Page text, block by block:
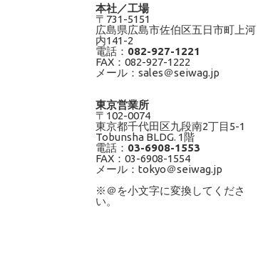
本社／工場
〒731-5151
広島県広島市佐伯区五日市町上河
内141-2
電話： 082-927-1221
FAX：082-927-1222
メール：sales＠seiwag.jp
東京営業所
〒102-0074
東京都千代田区九段南2丁目5-1
Tobunsha BLDG. 1階
電話： 03-6908-1553
FAX：03-6908-1554
メール：tokyo＠seiwag.jp
※＠を小文字に変換してくださ
い。